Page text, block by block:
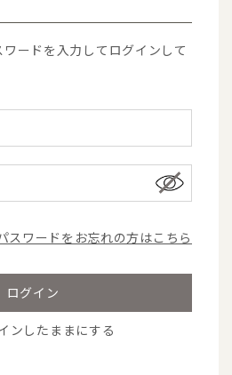
ードを入力してログインして
ンしたままにする
スワードをお忘れの方はこちら